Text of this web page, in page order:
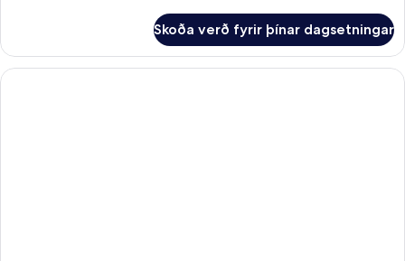
Skoða verð fyrir þínar dagsetningar